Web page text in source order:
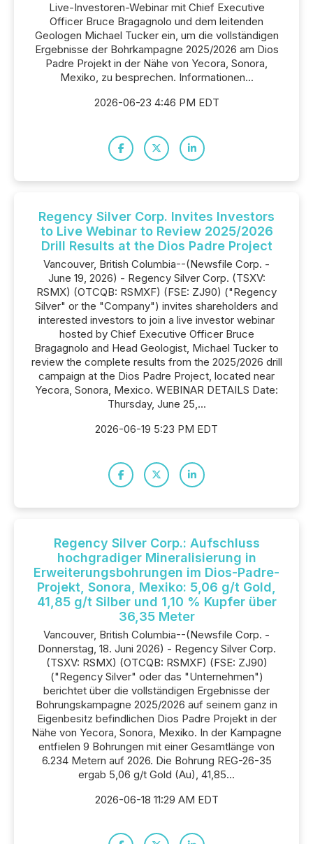
Live-Investoren-Webinar mit Chief Executive
Officer Bruce Bragagnolo und dem leitenden
Geologen Michael Tucker ein, um die vollständigen
Ergebnisse der Bohrkampagne 2025/2026 am Dios
Padre Projekt in der Nähe von Yecora, Sonora,
Mexiko, zu besprechen. Informationen...
2026-06-23 4:46 PM EDT
Regency Silver Corp. Invites Investors
to Live Webinar to Review 2025/2026
Drill Results at the Dios Padre Project
Vancouver, British Columbia--(Newsfile Corp. -
June 19, 2026) - Regency Silver Corp. (TSXV:
RSMX) (OTCQB: RSMXF) (FSE: ZJ90) ("Regency
Silver" or the "Company") invites shareholders and
interested investors to join a live investor webinar
hosted by Chief Executive Officer Bruce
Bragagnolo and Head Geologist, Michael Tucker to
review the complete results from the 2025/2026 drill
campaign at the Dios Padre Project, located near
Yecora, Sonora, Mexico. WEBINAR DETAILS Date:
Thursday, June 25,...
2026-06-19 5:23 PM EDT
Regency Silver Corp.: Aufschluss
hochgradiger Mineralisierung in
Erweiterungsbohrungen im Dios-Padre-
Projekt, Sonora, Mexiko: 5,06 g/t Gold,
41,85 g/t Silber und 1,10 % Kupfer über
36,35 Meter
Vancouver, British Columbia--(Newsfile Corp. -
Donnerstag, 18. Juni 2026) - Regency Silver Corp.
(TSXV: RSMX) (OTCQB: RSMXF) (FSE: ZJ90)
("Regency Silver" oder das "Unternehmen")
berichtet über die vollständigen Ergebnisse der
Bohrungskampagne 2025/2026 auf seinem ganz in
Eigenbesitz befindlichen Dios Padre Projekt in der
Nähe von Yecora, Sonora, Mexiko. In der Kampagne
entfielen 9 Bohrungen mit einer Gesamtlänge von
6.234 Metern auf 2026. Die Bohrung REG-26-35
ergab 5,06 g/t Gold (Au), 41,85...
2026-06-18 11:29 AM EDT